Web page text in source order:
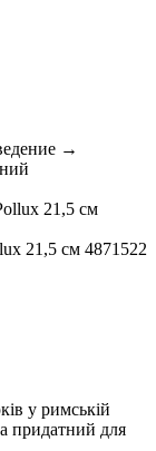
→
21,5 см 4871522
у римській
придатний для